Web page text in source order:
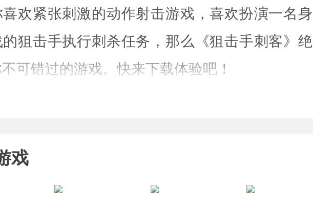
欢紧张刺激的动作射击游戏，喜欢扮演一名身
狙击手执行刺杀任务，那么《狙击手刺客》绝
可错过的游戏。快来下载体验吧！
戏